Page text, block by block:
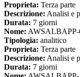
Proprieta: Terza parte
Descrizione: Analisi e
Durata: 7 giorni
Nome: AWSALBAPP-
Tipologia: analitico
Proprieta: Terza parte
Descrizione: Analisi e
Durata: 7 giorni